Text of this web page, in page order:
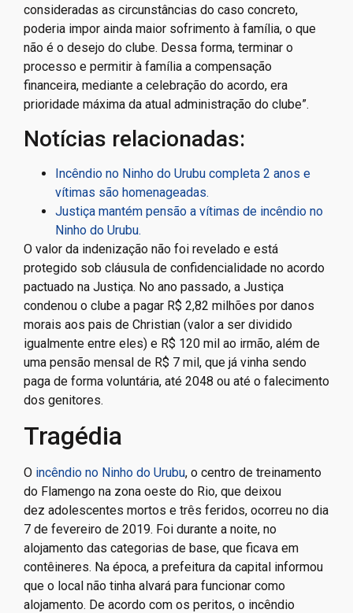
consideradas as circunstâncias do caso concreto,
poderia impor ainda maior sofrimento à família, o que
não é o desejo do clube. Dessa forma, terminar o
processo e permitir à família a compensação
financeira, mediante a celebração do acordo, era
prioridade máxima da atual administração do clube”.
Notícias relacionadas:
Incêndio no Ninho do Urubu completa 2 anos e
vítimas são homenageadas.
Justiça mantém pensão a vítimas de incêndio no
Ninho do Urubu.
O valor da indenização não foi revelado e está
protegido sob cláusula de confidencialidade no acordo
pactuado na Justiça. No ano passado, a Justiça
condenou o clube a pagar R$ 2,82 milhões por danos
morais aos pais de Christian (valor a ser dividido
igualmente entre eles) e R$ 120 mil ao irmão, além de
uma pensão mensal de R$ 7 mil, que já vinha sendo
paga de forma voluntária, até 2048 ou até o falecimento
dos genitores.
Tragédia
O incêndio no Ninho do Urubu, o centro de treinamento
do Flamengo na zona oeste do Rio, que deixou
dez adolescentes mortos e três feridos, ocorreu no dia
7 de fevereiro de 2019. Foi durante a noite, no
alojamento das categorias de base, que ficava em
contêineres. Na época, a prefeitura da capital informou
que o local não tinha alvará para funcionar como
alojamento. De acordo com os peritos, o incêndio